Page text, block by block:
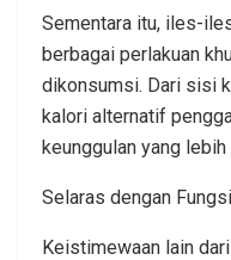
Sementara itu, iles-
berbagai perlakuan
dikonsumsi. Dari sisi
kalori alternatif
keunggulan yang lebih
Selaras dengan
Keistimewaan lain